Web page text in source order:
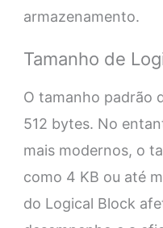
armazenamento.
Tamanho de
O tamanho padrão
512 bytes. No
mais modernos, o
como 4 KB ou até
do Logical Block